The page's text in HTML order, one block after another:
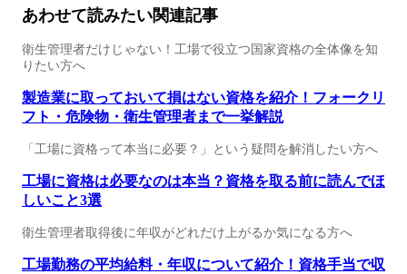
あわせて読みたい関連記事
衛生管理者だけじゃない！工場で役立つ国家資格の全体像を知
りたい方へ
製造業に取っておいて損はない資格を紹介！フォークリ
フト・危険物・衛生管理者まで一挙解説
「工場に資格って本当に必要？」という疑問を解消したい方へ
工場に資格は必要なのは本当？資格を取る前に読んでほ
しいこと3選
衛生管理者取得後に年収がどれだけ上がるか気になる方へ
工場勤務の平均給料・年収について紹介！資格手当で収